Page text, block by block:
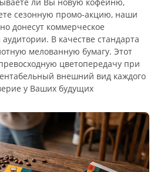
сезонную промо-акцию, наши
донесут коммерческое
В качестве стандарта
мелованную бумагу. Этот
цветопередачу при
внешний вид каждого
у Ваших будущих